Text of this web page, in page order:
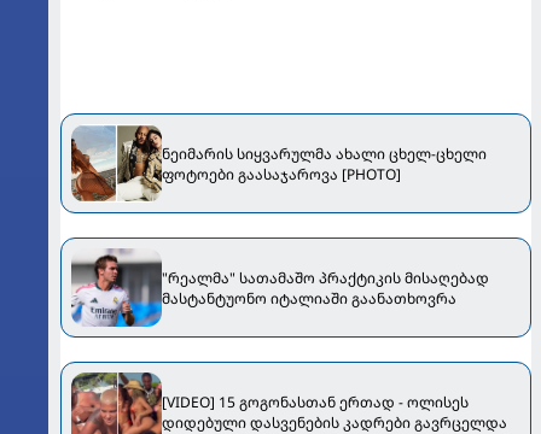
ნეიმარის სიყვარულმა ახალი ცხელ-ცხელი
ფოტოები გაასაჯაროვა [PHOTO]
"რეალმა" სათამაშო პრაქტიკის მისაღებად
მასტანტუონო იტალიაში გაანათხოვრა
[VIDEO] 15 გოგონასთან ერთად - ოლისეს
დიდებული დასვენების კადრები გავრცელდა